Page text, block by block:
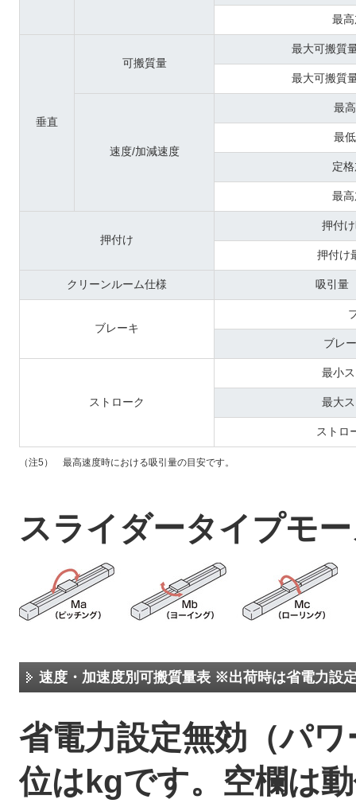
最
垂直
可搬質量
最大可搬質
最大可搬質
速度/加減速度
最
最
定
最
押付け
押付
押付け
クリーンルーム仕様 吸引量
ブレーキ
ブレ
ストローク
最小
最大
ストロ
（注5） 最高速度時における吸引量の目安です。
スライダータイプモ
速度・加速度別可搬質量表 ※出荷時は省電力設
省電力設定無効（パ
位はkgです。空欄は